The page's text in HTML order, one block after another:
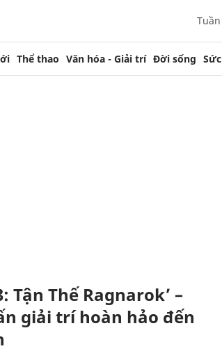
Thể thao Văn hóa - Giải trí Đời sống
Tận Thế Ragnarok’ –
giải trí hoàn hảo đến